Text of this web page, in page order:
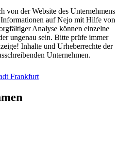
von der Website des Unternehmens
auf Nejo mit Hilfe von
Analyse können einzelne
ungenau sein. Bitte prüfe immer
Inhalte und Urheberrechte der
Unternehmen.
Frankfurt